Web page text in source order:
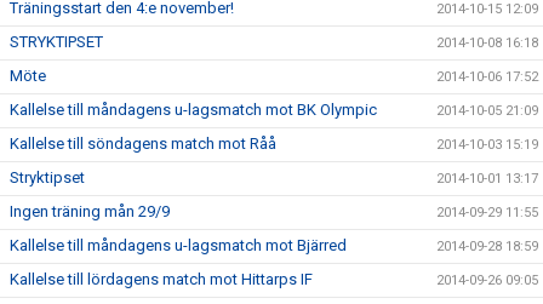
Träningsstart den 4:e november! 2014-10-15 12:09
STRYKTIPSET 2014-10-08 16:18
Möte 2014-10-06 17:52
Kallelse till måndagens u-lagsmatch mot BK Olympic 2014-10-05 21:09
Kallelse till söndagens match mot Råå 2014-10-03 15:19
Stryktipset 2014-10-01 13:17
Ingen träning mån 29/9 2014-09-29 11:55
Kallelse till måndagens u-lagsmatch mot Bjärred 2014-09-28 18:59
Kallelse till lördagens match mot Hittarps IF 2014-09-26 09:05